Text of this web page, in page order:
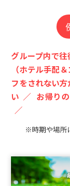
グループ内で
（ホテル手配
フをされない方
い
お帰り
※時期や場所